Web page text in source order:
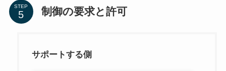
STEP 制御の要求と許可
サポートする側